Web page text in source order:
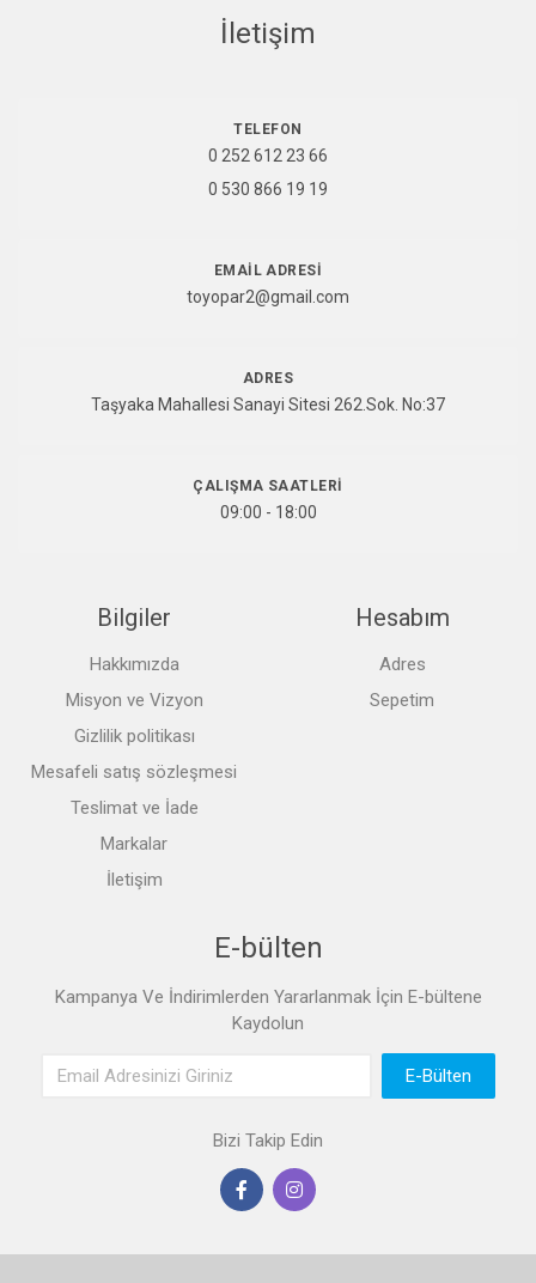
İletişim
TELEFON
0 252 612 23 66
0 530 866 19 19
EMAIL ADRESI
toyopar2@gmail.com
ADRES
Taşyaka Mahallesi Sanayi Sitesi 262.Sok. No:37
ÇALIŞMA SAATLERI
09:00 - 18:00
Bilgiler
Hakkımızda
Misyon ve Vizyon
Gizlilik politikası
Mesafeli satış sözleşmesi
Teslimat ve İade
Markalar
İletişim
Hesabım
Adres
Sepetim
E-bülten
Kampanya Ve İndirimlerden Yararlanmak İçin E-bültene
Kaydolun
Email Adres
E-Bülten
Bizi Takip Edin